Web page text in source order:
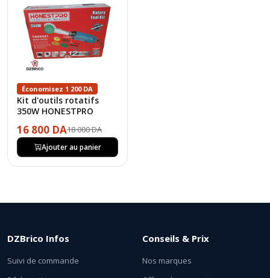
Économisez 1 200 DA
Kit d'outils rotatifs
350W HONESTPRO
16 800 DA18 000 DA
Ajouter au panier
DZBrico Infos
Suivi de commande
Conseils & Prix
Nos marques